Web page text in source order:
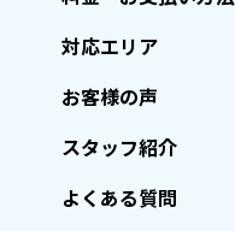
対応エリア
お客様の声
スタッフ紹介
よくある質問